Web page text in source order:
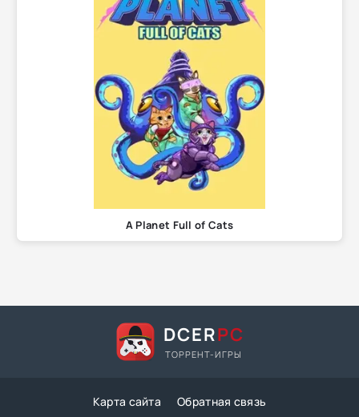
A Planet Full of Cats
DCERPC
ТОРРЕНТ-ИГРЫ
Карта сайта Обратная связь